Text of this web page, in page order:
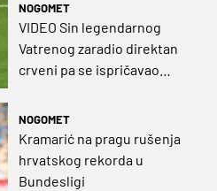
NOGOMET
VIDEO Sin legendarnog
Vatrenog zaradio direktan
crveni pa se ispričavao
NOGOMET
Kramarić na pragu rušenja
hrvatskog rekorda u
Bundesligi